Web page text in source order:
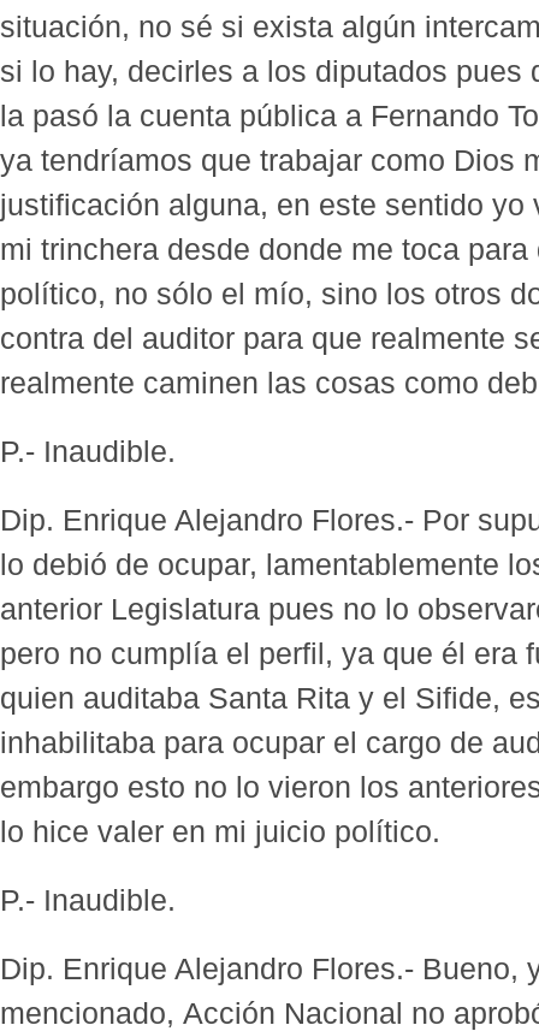
situación, no sé si exista algún
si lo hay, decirles a los diputados pues
la pasó la cuenta pública a Fernando
ya tendríamos que trabajar como Dios
justificación alguna, en este sentido
mi trinchera desde donde me toca
político, no sólo el mío, sino los otros
contra del auditor para que realmente
realmente caminen las cosas como
P.- Inaudible.
Dip. Enrique Alejandro Flores.- Por
lo debió de ocupar, lamentablemente
anterior Legislatura pues no lo
pero no cumplía el perfil, ya que él era
quien auditaba Santa Rita y el Sifide,
inhabilitaba para ocupar el cargo de
embargo esto no lo vieron los
lo hice valer en mi juicio político.
P.- Inaudible.
Dip. Enrique Alejandro Flores.- Bueno,
mencionado, Acción Nacional no